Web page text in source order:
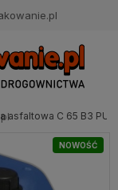
asfaltowa C 65 B3 PU/
NOWOŚĆ